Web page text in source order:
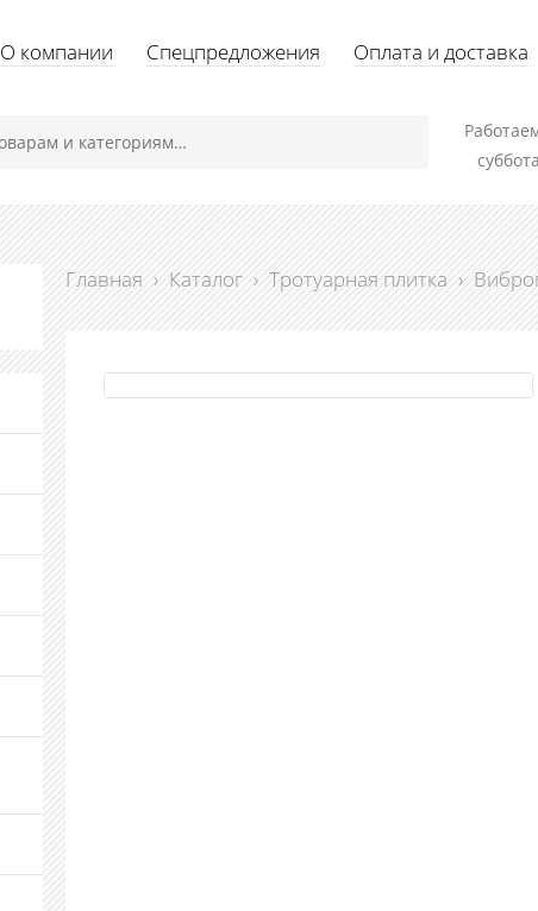
О компании Спецпредложения Оплата и доставка
Главная › Каталог › Тротуарная плитка ›